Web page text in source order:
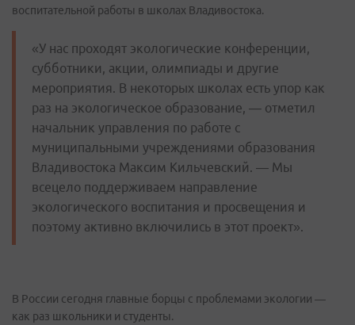
воспитательной работы в школах Владивостока.
«У нас проходят экологические конференции,
субботники, акции, олимпиады и другие
мероприятия. В некоторых школах есть упор как
раз на экологическое образование, — отметил
начальник управления по работе с
муниципальными учреждениями образования
Владивостока Максим Кильчевский. — Мы
всецело поддерживаем направление
экологического воспитания и просвещения и
поэтому активно включились в этот проект».
В России сегодня главные борцы с проблемами экологии —
как раз школьники и студенты.